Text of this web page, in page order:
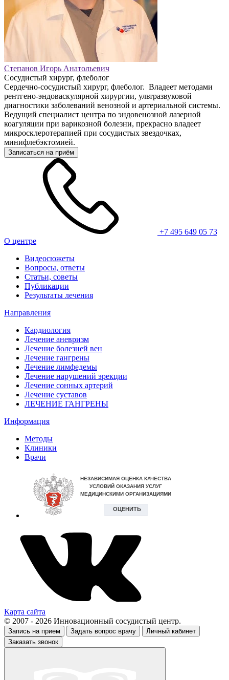
Степанов Игорь Анатольевич
Сосудистый хирург, флеболог
Сердечно-сосудистый хирург, флеболог. Владеет методами
рентгено-эндоваскулярной хирургии, ультразвуковой
диагностики заболеваний венозной и артериальной системы.
Ведущий специалист центра по эндовенозной лазерной
коагуляции при варикозной болезни, прекрасно владеет
микросклеротерапией при сосудистых звездочках,
минифлебэктомией.
Записаться на приём
+7 495 649 05 73
О центре
Видеосюжеты
Вопросы, ответы
Статьи, советы
Публикации
Результаты лечения
Направления
Кардиология
Лечение аневризм
Лечение болезней вен
Лечение гангрены
Лечение лимфедемы
Лечение нарушений эрекции
Лечение сонных артерий
Лечение суставов
ЛЕЧЕНИЕ ГАНГРЕНЫ
Информация
Методы
Клиники
Врачи
Карта сайта
© 2007 - 2026 Инновационный сосудистый центр.
Запись на прием Задать вопрос врачу
Личный кабинет
Заказать звонок